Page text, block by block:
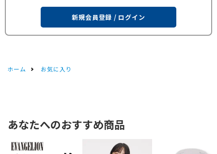
新規会員登録 / ログイン
ホーム お気に入り